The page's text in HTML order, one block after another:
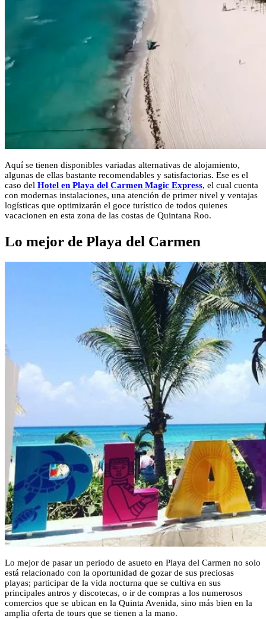
Aquí se tienen disponibles variadas alternativas de alojamiento,
algunas de ellas bastante recomendables y satisfactorias. Ese es el
caso del Hotel en Playa del Carmen Magic Express, el cual cuenta
con modernas instalaciones, una atención de primer nivel y ventajas
logísticas que optimizarán el goce turístico de todos quienes
vacacionen en esta zona de las costas de Quintana Roo.
Lo mejor de Playa del Carmen
Lo mejor de pasar un periodo de asueto en Playa del Carmen no solo
está relacionado con la oportunidad de gozar de sus preciosas
playas; participar de la vida nocturna que se cultiva en sus
principales antros y discotecas, o ir de compras a los numerosos
comercios que se ubican en la Quinta Avenida, sino más bien en la
amplia oferta de tours que se tienen a la mano.